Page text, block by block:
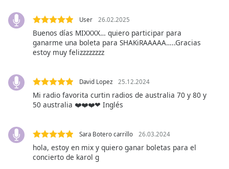
Opacity
Background
Color
User 26.02.2025
Buenos días MIXXXX… quiero participar para
ganarme una boleta para SHAKiRAAAAA…..Gracias
estoy muy felizzzzzzzz
David Lopez 25.12.2024
Mi radio favorita curtin radios de australia 70 y 80 y
50 australia ❤️❤️❤️❤ Inglés
Sara Botero carrillo 26.03.2024
hola, estoy en mix y quiero ganar boletas para el
concierto de karol g